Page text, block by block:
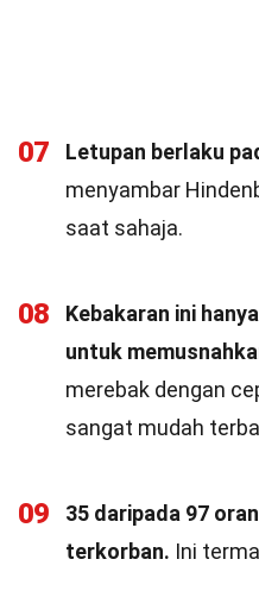
07 Letupan berlaku
menyambar
saat sahaja.
08
Kebakaran ini
untuk
merebak dengan
sangat mudah
09
35 daripada 97
terkorban. Ini